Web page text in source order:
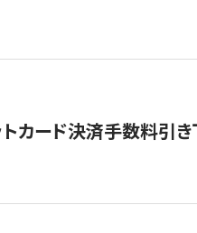
カード決済手数料引